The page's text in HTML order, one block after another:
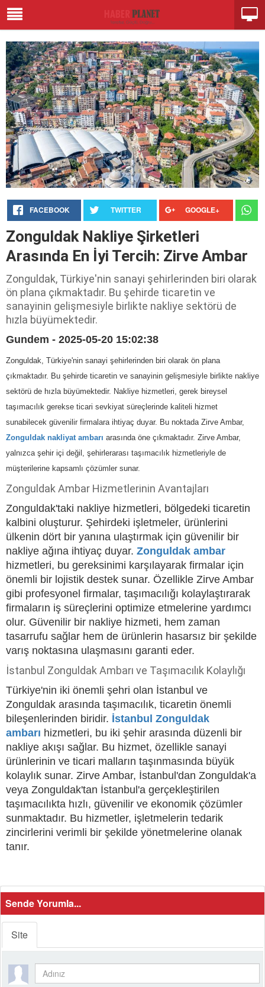
FACEBOOK TWITTER GOOGLE+
Zonguldak Nakliye Şirketleri
Arasında En İyi Tercih: Zirve Ambar
Zonguldak, Türkiye'nin sanayi şehirlerinden biri olarak
ön plana çıkmaktadır. Bu şehirde ticaretin ve
sanayinin gelişmesiyle birlikte nakliye sektörü de
hızla büyümektedir.
Gundem - 2025-05-20 15:02:38
Zonguldak, Türkiye'nin sanayi şehirlerinden biri olarak ön plana
çıkmaktadır. Bu şehirde ticaretin ve sanayinin gelişmesiyle birlikte nakliye
sektörü de hızla büyümektedir. Nakliye hizmetleri, gerek bireysel
taşımacılık gerekse ticari sevkiyat süreçlerinde kaliteli hizmet
sunabilecek güvenilir firmalara ihtiyaç duyar. Bu noktada Zirve Ambar,
Zonguldak nakliyat ambarı arasında öne çıkmaktadır. Zirve Ambar,
yalnızca şehir içi değil, şehirlerarası taşımacılık hizmetleriyle de
müşterilerine kapsamlı çözümler sunar.
Zonguldak Ambar Hizmetlerinin Avantajları
Zonguldak'taki nakliye hizmetleri, bölgedeki ticaretin
kalbini oluşturur. Şehirdeki işletmeler, ürünlerini
ülkenin dört bir yanına ulaştırmak için güvenilir bir
nakliye ağına ihtiyaç duyar. Zonguldak ambar
hizmetleri, bu gereksinimi karşılayarak firmalar için
önemli bir lojistik destek sunar. Özellikle Zirve Ambar
gibi profesyonel firmalar, taşımacılığı kolaylaştırarak
firmaların iş süreçlerini optimize etmelerine yardımcı
olur. Güvenilir bir nakliye hizmeti, hem zaman
tasarrufu sağlar hem de ürünlerin hasarsız bir şekilde
varış noktasına ulaşmasını garanti eder.
İstanbul Zonguldak Ambarı ve Taşımacılık Kolaylığı
Türkiye'nin iki önemli şehri olan İstanbul ve
Zonguldak arasında taşımacılık, ticaretin önemli
bileşenlerinden biridir. İstanbul Zonguldak
ambarı hizmetleri, bu iki şehir arasında düzenli bir
nakliye akışı sağlar. Bu hizmet, özellikle sanayi
ürünlerinin ve ticari malların taşınmasında büyük
kolaylık sunar. Zirve Ambar, İstanbul'dan Zonguldak'a
veya Zonguldak'tan İstanbul'a gerçekleştirilen
taşımacılıkta hızlı, güvenilir ve ekonomik çözümler
sunmaktadır. Bu hizmetler, işletmelerin tedarik
zincirlerini verimli bir şekilde yönetmelerine olanak
tanır.
Sende Yorumla...
Site